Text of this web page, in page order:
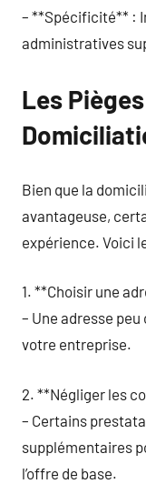
– **Spécificité** :
administratives
Les
Bien que la
avantageuse,
expérience. Voici
1. **Choisir une
– Une adresse
votre entreprise.
2. **Négliger les
– Certains
supplémentaires
l’offre de base.